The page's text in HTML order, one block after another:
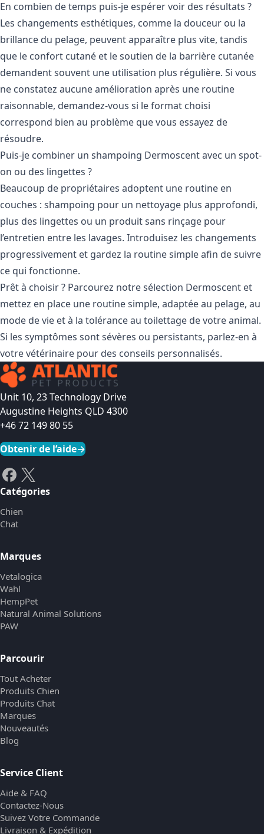
En combien de temps puis-je espérer voir des résultats ?
Les changements esthétiques, comme la douceur ou la
brillance du pelage, peuvent apparaître plus vite, tandis
que le confort cutané et le soutien de la barrière cutanée
demandent souvent une utilisation plus régulière. Si vous
ne constatez aucune amélioration après une routine
raisonnable, demandez-vous si le format choisi
correspond bien au problème que vous essayez de
résoudre.
Puis-je combiner un shampoing Dermoscent avec un spot-
on ou des lingettes ?
Beaucoup de propriétaires adoptent une routine en
couches : shampoing pour un nettoyage plus approfondi,
plus des lingettes ou un produit sans rinçage pour
l’entretien entre les lavages. Introduisez les changements
progressivement et gardez la routine simple afin de suivre
ce qui fonctionne.
Prêt à choisir ? Parcourez notre sélection Dermoscent et
mettez en place une routine simple, adaptée au pelage, au
mode de vie et à la tolérance au toilettage de votre animal.
Si les symptômes sont sévères ou persistants, parlez-en à
votre vétérinaire pour des conseils personnalisés.
Unit 10, 23 Technology Drive
Augustine Heights QLD 4300
+46 72 149 80 55
Obtenir de l’aide→
Catégories
Chien
Chat
Marques
Vetalogica
Wahl
HempPet
Natural Animal Solutions
PAW
Parcourir
Tout Acheter
Produits Chien
Produits Chat
Marques
Nouveautés
Blog
Service Client
Aide & FAQ
Contactez-Nous
Suivez Votre Commande
Livraison & Expédition